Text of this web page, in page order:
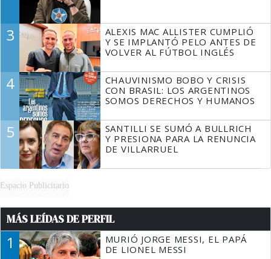
3
ALEXIS MAC ALLISTER CUMPLIÓ
Y SE IMPLANTÓ PELO ANTES DE
VOLVER AL FÚTBOL INGLÉS
4
CHAUVINISMO BOBO Y CRISIS
CON BRASIL: LOS ARGENTINOS
SOMOS DERECHOS Y HUMANOS
5
SANTILLI SE SUMÓ A BULLRICH
Y PRESIONA PARA LA RENUNCIA
DE VILLARRUEL
Espacio Publicitario
MÁS LEÍDAS DE PERFIL
1
MURIÓ JORGE MESSI, EL PAPÁ
DE LIONEL MESSI